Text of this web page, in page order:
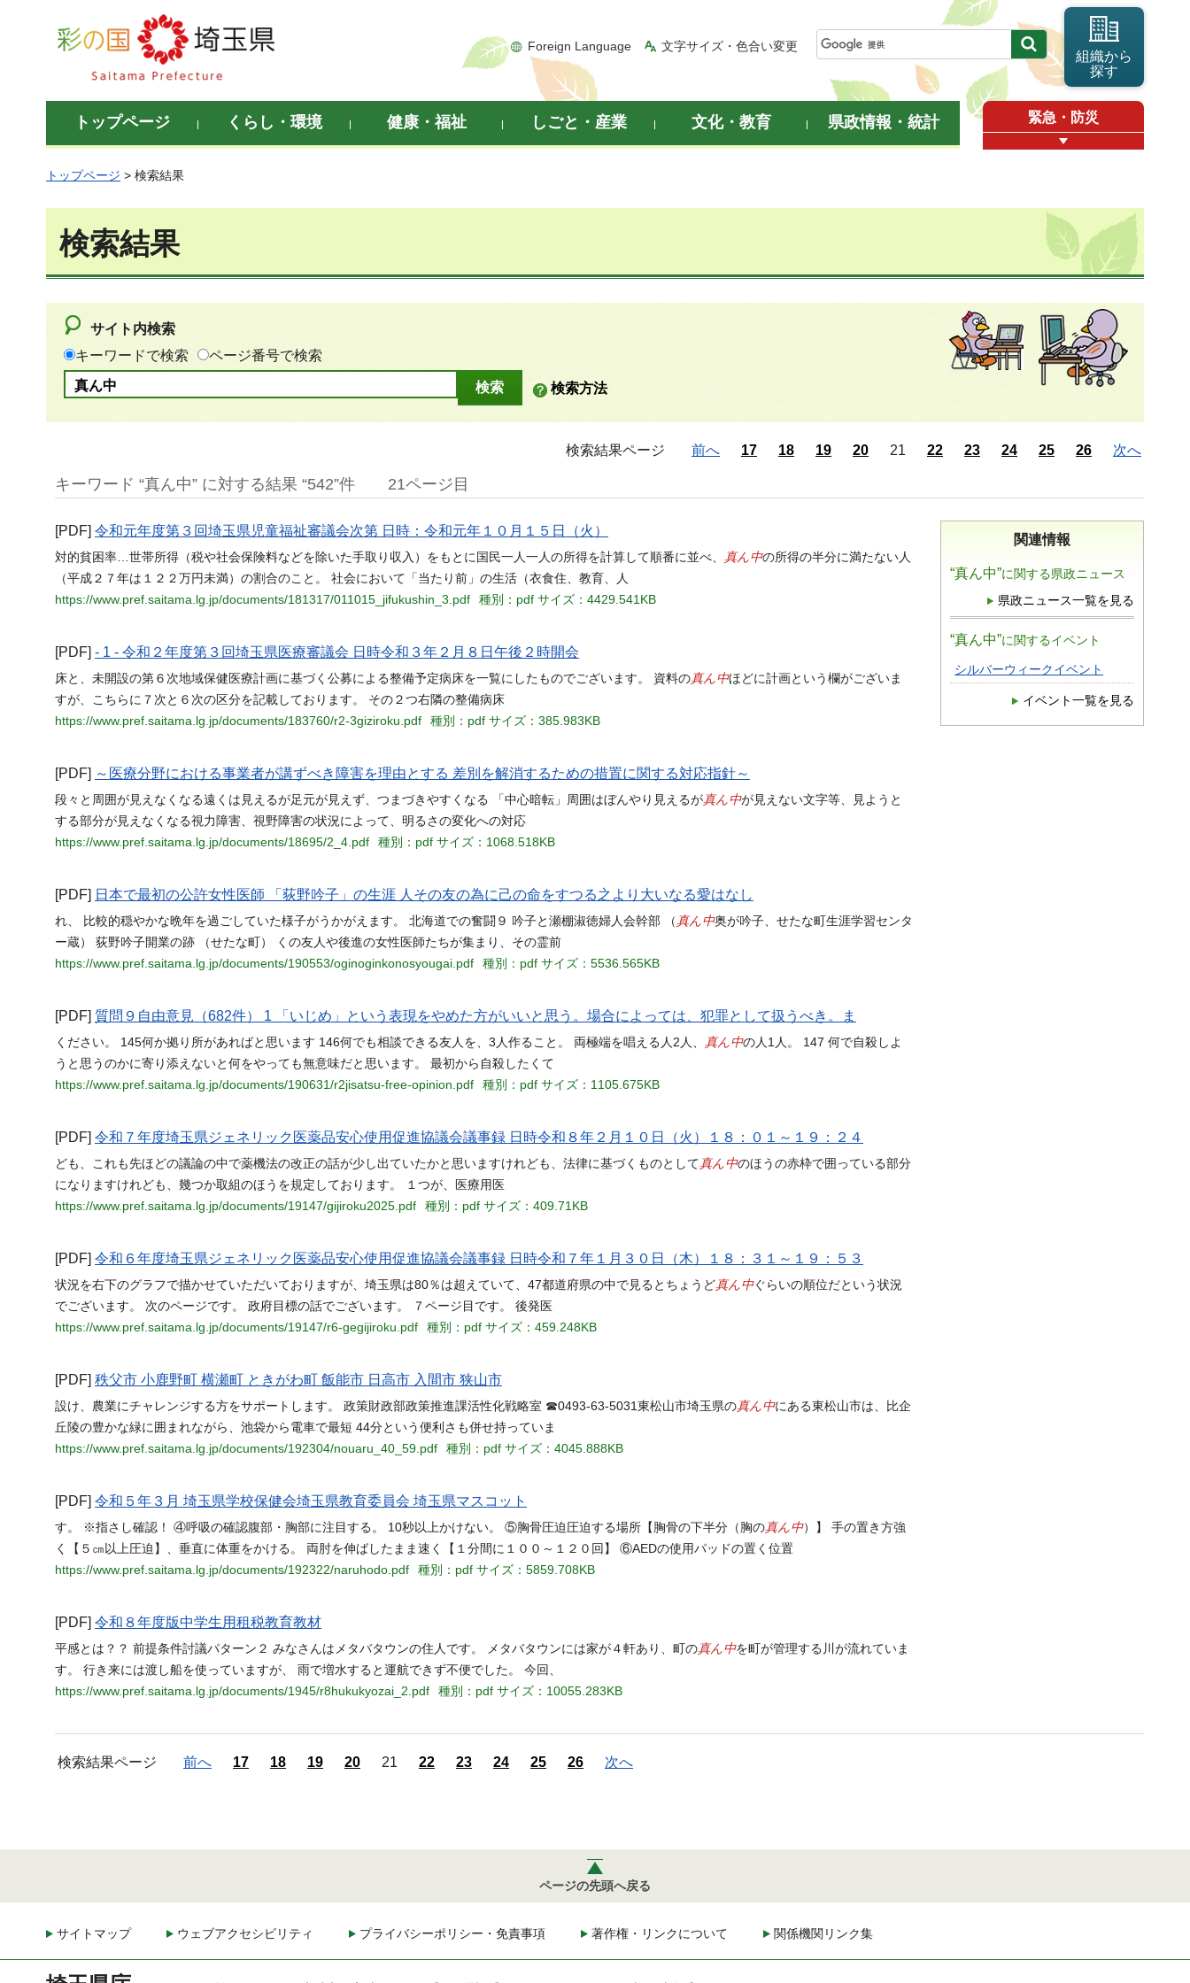
彩の国 埼玉県
Foreign Language 文字サイズ・色合い変更
組織から
探す
トップページ くらし・環境 健康・福祉 しごと・産業 文化・教育 県政情報・統計 緊急・防災
トップページ > 検索結果
検索結果
サイト内検索
キーワードで検索
ページ番号で検索
検索方法
検索結果ページ 前へ 17 18 19 20 21 22 23 24 25 26 次へ
キーワード “真ん中” に対する結果 “542”件 21ページ目
関連情報
“真ん中”に関する県政ニュース
県政ニュース一覧を見る
“真ん中”に関するイベント
シルバーウィークイベント
イベント一覧を見る
[PDF] 令和元年度第３回埼玉県児童福祉審議会次第 日時：令和元年１０月１５日（火）
対的貧困率…世帯所得（税や社会保険料などを除いた手取り収入）をもとに国民一人一人の所得を計算して順番に並べ、 真ん中の所得の半分に満たない人
（平成２７年は１２２万円未満）の割合のこと。 社会において「当たり前」の生活（衣食住、教育、人
https://www.pref.saitama.lg.jp/documents/181317/011015_jifukushin_3.pdf
種別：pdf サイズ：4429.541KB
[PDF] - 1 - 令和２年度第３回埼玉県医療審議会 日時令和３年２月８日午後２時開会
床と、未開設の第６次地域保健医療計画に基づく公募による整備予定病床を一覧にしたものでございます。 資料の真ん中ほどに計画という欄がございま
すが、こちらに７次と６次の区分を記載しております。 その２つ右隣の整備病床
https://www.pref.saitama.lg.jp/documents/183760/r2-3giziroku.pdf
種別：pdf サイズ：385.983KB
[PDF] ～医療分野における事業者が講ずべき障害を理由とする 差別を解消するための措置に関する対応指針～
段々と周囲が見えなくなる遠くは見えるが足元が見えず、つまづきやすくなる 「中心暗転」周囲はぼんやり見えるが真ん中が見えない文字等、見ようと
する部分が見えなくなる視力障害、視野障害の状況によって、明るさの変化への対応
https://www.pref.saitama.lg.jp/documents/18695/2_4.pdf
種別：pdf サイズ：1068.518KB
[PDF] 日本で最初の公許女性医師 「荻野吟子」の生涯 人その友の為に己の命をすつる之より大いなる愛はなし
れ、 比較的穏やかな晩年を過ごしていた様子がうかがえます。 北海道での奮闘９ 吟子と瀬棚淑徳婦人会幹部 （真ん中奥が吟子、せたな町生涯学習センタ
ー蔵） 荻野吟子開業の跡 （せたな町） くの友人や後進の女性医師たちが集まり、その霊前
https://www.pref.saitama.lg.jp/documents/190553/oginoginkonosyougai.pdf
種別：pdf サイズ：5536.565KB
[PDF] 質問９自由意見（682件） 1 「いじめ」という表現をやめた方がいいと思う。場合によっては、犯罪として扱うべき。ま
ください。 145何か拠り所があればと思います 146何でも相談できる友人を、3人作ること。 両極端を唱える人2人、 真ん中の人1人。 147 何で自殺しよ
うと思うのかに寄り添えないと何をやっても無意味だと思います。 最初から自殺したくて
https://www.pref.saitama.lg.jp/documents/190631/r2jisatsu-free-opinion.pdf
種別：pdf サイズ：1105.675KB
[PDF] 令和７年度埼玉県ジェネリック医薬品安心使用促進協議会議事録 日時令和８年２月１０日（火）１８：０１～１９：２４
ども、これも先ほどの議論の中で薬機法の改正の話が少し出ていたかと思いますけれども、法律に基づくものとして真ん中のほうの赤枠で囲っている部分
になりますけれども、幾つか取組のほうを規定しております。 １つが、医療用医
https://www.pref.saitama.lg.jp/documents/19147/gijiroku2025.pdf
種別：pdf サイズ：409.71KB
[PDF] 令和６年度埼玉県ジェネリック医薬品安心使用促進協議会議事録 日時令和７年１月３０日（木）１８：３１～１９：５３
状況を右下のグラフで描かせていただいておりますが、埼玉県は80％は超えていて、47都道府県の中で見るとちょうど真ん中ぐらいの順位だという状況
でございます。 次のページです。 政府目標の話でございます。 ７ページ目です。 後発医
https://www.pref.saitama.lg.jp/documents/19147/r6-gegijiroku.pdf
種別：pdf サイズ：459.248KB
[PDF] 秩父市 小鹿野町 横瀬町 ときがわ町 飯能市 日高市 入間市 狭山市
設け、農業にチャレンジする方をサポートします。 政策財政部政策推進課活性化戦略室 ☎0493-63-5031東松山市埼玉県の真ん中にある東松山市は、比企
丘陵の豊かな緑に囲まれながら、池袋から電車で最短 44分という便利さも併せ持っていま
https://www.pref.saitama.lg.jp/documents/192304/nouaru_40_59.pdf
種別：pdf サイズ：4045.888KB
[PDF] 令和５年３月 埼玉県学校保健会埼玉県教育委員会 埼玉県マスコット
す。 ※指さし確認！ ④呼吸の確認腹部・胸部に注目する。 10秒以上かけない。 ⑤胸骨圧迫圧迫する場所【胸骨の下半分（胸の真ん中）】 手の置き方強
く【５㎝以上圧迫】、垂直に体重をかける。 両肘を伸ばしたまま速く【１分間に１００～１２０回】 ⑥AEDの使用パッドの置く位置
https://www.pref.saitama.lg.jp/documents/192322/naruhodo.pdf
種別：pdf サイズ：5859.708KB
[PDF] 令和８年度版中学生用租税教育教材
平感とは？？ 前提条件討議パターン２ みなさんはメタバタウンの住人です。 メタバタウンには家が４軒あり、町の真ん中を町が管理する川が流れていま
す。 行き来には渡し船を使っていますが、 雨で増水すると運航できず不便でした。 今回、
https://www.pref.saitama.lg.jp/documents/1945/r8hukukyozai_2.pdf
種別：pdf サイズ：10055.283KB
検索結果ページ 前へ 17 18 19 20 21 22 23 24 25 26 次へ
ページの先頭へ戻る
サイトマップ ウェブアクセシビリティ プライバシーポリシー・免責事項 著作権・リンクについて 関係機関リンク集